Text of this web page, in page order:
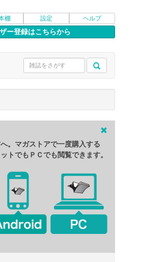
棚 設定 ヘルプ
ー登録はこちらから
。マガストアで一度購入する
トでもＰＣでも閲覧できます。